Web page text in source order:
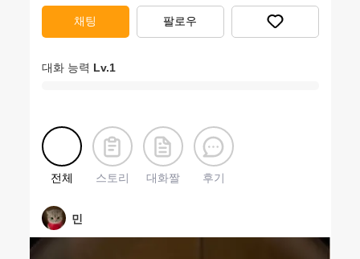
채팅 팔로우
대화 능력 Lv.1
전체 스토리 대화짤 후기
민